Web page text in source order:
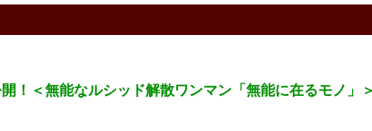
！＜無能なルシッド解散ワンマン「無能に在るモノ」